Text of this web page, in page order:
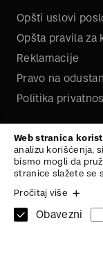
Opšti uslovi
Opšta pravila
Reklamacije
Pravo na
Politika
Kariera
Web stranica
analizu korišćenja,
bismo mogli da
stranice slažete se
Pročitaj više
Obavezni